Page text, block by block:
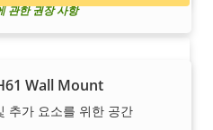
관한 권장 사항
Wall Mount
추가 요소를 위한 공간